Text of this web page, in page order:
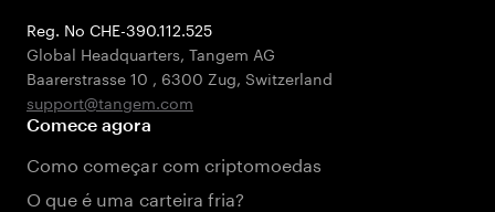
Reg. No CHE-390.112.525
Global Headquarters, Tangem AG
Baarerstrasse 10 , 6300 Zug, Switzerland
support@tangem.com
Comece agora
Como começar com criptomoedas
O que é uma carteira fria?